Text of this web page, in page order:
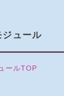
ジュール
ールTOP